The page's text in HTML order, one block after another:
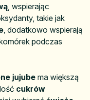
, wspierając
takie jak
, dodatkowo wspierają
podczas
jujubema większą
cukrów